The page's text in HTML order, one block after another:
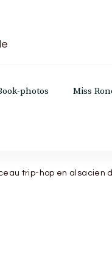
photos Miss
trip-hop en alsacien